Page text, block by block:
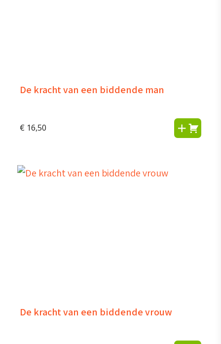
De kracht van een biddende man
€ 16,50
De kracht van een biddende vrouw